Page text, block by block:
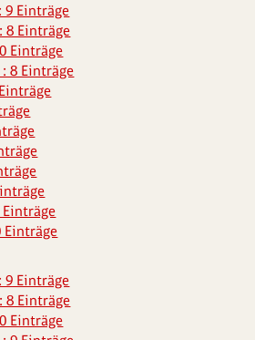
9 Einträge
8 Einträge
Einträge
8 Einträge
Einträge
Einträge
9 Einträge
8 Einträge
Einträge